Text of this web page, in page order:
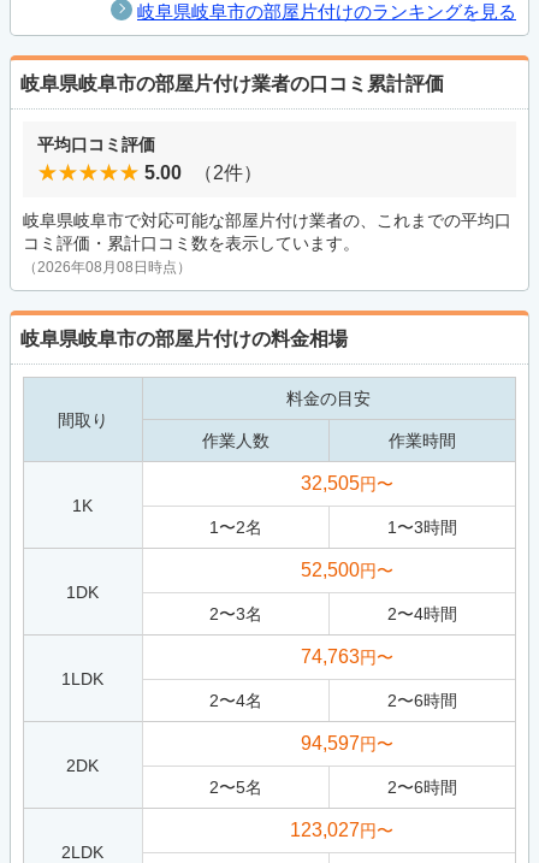
岐阜県岐阜市の部屋片付けのランキングを見る
岐阜県岐阜市の部屋片付け業者の口コミ累計評価
平均口コミ評価
5.00 （2件）
岐阜県岐阜市で対応可能な部屋片付け業者の、これまでの平均口
コミ評価・累計口コミ数を表示しています。
（2026年08月08日時点）
岐阜県岐阜市の部屋片付けの料金相場
間取り
料金の目安
作業人数 作業時間
1K
32,505円〜
1〜2名 1〜3時間
1DK
52,500円〜
2〜3名 2〜4時間
1LDK
74,763円〜
2〜4名 2〜6時間
2DK
94,597円〜
2〜5名 2〜6時間
2LDK
123,027円〜